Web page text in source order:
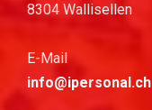
8304 Wallisellen
E-Mail
info@ipersonal.ch